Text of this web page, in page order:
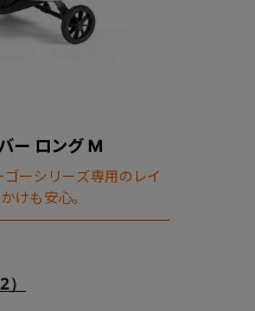
ー ロング M
ーシリーズ専用のレイ
けも安心。
）